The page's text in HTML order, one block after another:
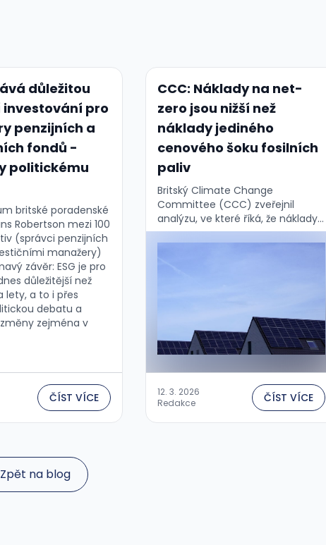
důležitou
pro
penzijních a
fondů -
politickému
britské poradenské
Robertson mezi 100
(správci penzijních
manažery)
závěr: ESG je pro
důležitější než
lety, a to i přes
debatu a
zejména v
ČÍST VÍCE
CCC: Náklady na net-
zero jsou nižší než
náklady jediného
cenového šoku fosilních
paliv
Britský Climate Change
Committee (CCC) zveřejnil
analýzu, ve které říká, že náklady
na dosažení net-zero jsou nižší
než náklady jediného cenového
12. 3. 2026
Redakce
ČÍST VÍCE
Zpět na blog